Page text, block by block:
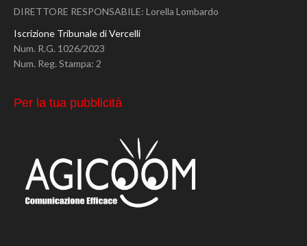
DIRETTORE RESPONSABILE: Lorella Lombardo
Iscrizione Tribunale di Vercelli
Num. R.G. 1026/2023
Num. Reg. Stampa: 2
Per la tua pubblicità